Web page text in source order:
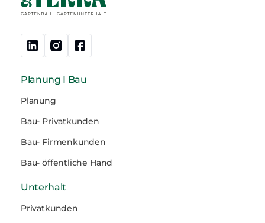
Planung I Bau
Planung
Bau- Privatkunden
Bau- Firmenkunden
Bau- öffentliche Hand
Unterhalt
Privatkunden